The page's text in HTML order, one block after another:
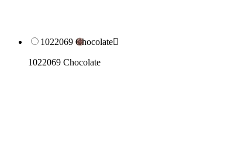
1022069 Chocolate
1022069 Chocolate